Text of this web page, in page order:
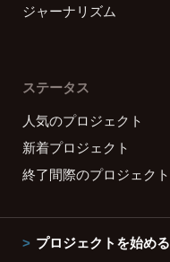
ジャーナリズム
ステータス
人気のプロジェクト
新着プロジェクト
終了間際のプロジェクト
プロジェクトを始める